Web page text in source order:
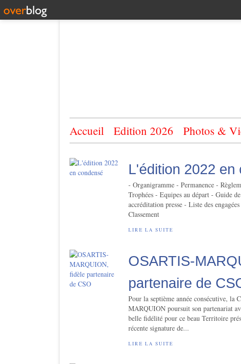
Accueil Edition 2026 Photos &
L'édition 2022 en
- Organigramme - Permanence -
Trophées - Equipes au départ - Guide
accréditation presse - Liste des
Classement
LIRE LA SUITE
OSARTIS-
partenaire de
Pour la septième année consécutive, la
MARQUION poursuit son partenariat
belle fidélité pour ce beau Territoire
récente signature de...
LIRE LA SUITE